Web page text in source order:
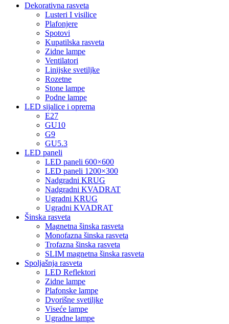
Dekorativna rasveta
Lusteri I visilice
Plafonjere
Spotovi
Kupatilska rasveta
Zidne lampe
Ventilatori
Linijske svetiljke
Rozetne
Stone lampe
Podne lampe
LED sijalice i oprema
E27
GU10
G9
GU5.3
LED paneli
LED paneli 600×600
LED paneli 1200×300
Nadgradni KRUG
Nadgradni KVADRAT
Ugradni KRUG
Ugradni KVADRAT
Šinska rasveta
Magnetna šinska rasveta
Monofazna šinska rasveta
Trofazna šinska rasveta
SLIM magnetna šinska rasveta
Spoljašnja rasveta
LED Reflektori
Zidne lampe
Plafonske lampe
Dvorišne svetiljke
Viseće lampe
Ugradne lampe